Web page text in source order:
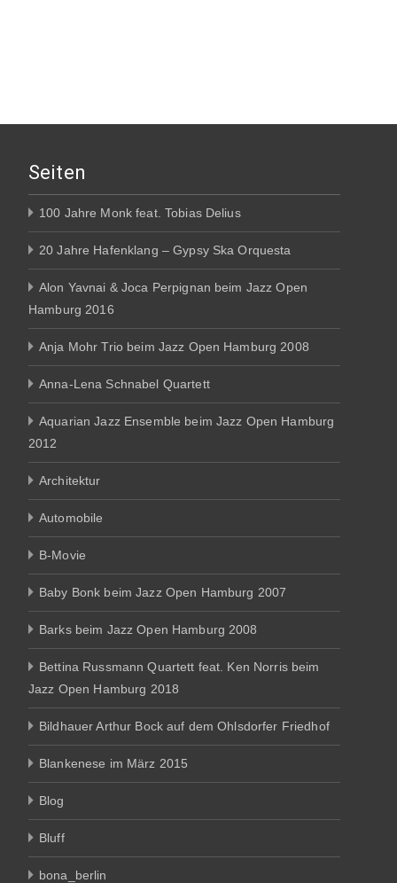
Seiten
100 Jahre Monk feat. Tobias Delius
20 Jahre Hafenklang – Gypsy Ska Orquesta
Alon Yavnai & Joca Perpignan beim Jazz Open
Hamburg 2016
Anja Mohr Trio beim Jazz Open Hamburg 2008
Anna-Lena Schnabel Quartett
Aquarian Jazz Ensemble beim Jazz Open Hamburg
2012
Architektur
Automobile
B-Movie
Baby Bonk beim Jazz Open Hamburg 2007
Barks beim Jazz Open Hamburg 2008
Bettina Russmann Quartett feat. Ken Norris beim
Jazz Open Hamburg 2018
Bildhauer Arthur Bock auf dem Ohlsdorfer Friedhof
Blankenese im März 2015
Blog
Bluff
bona_berlin